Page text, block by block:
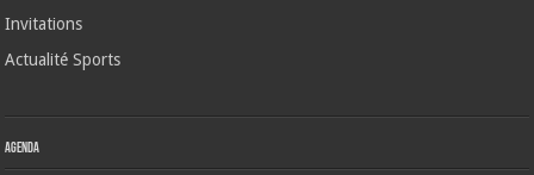
Invitations
Actualité Sports
Agenda